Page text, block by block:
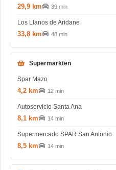
29,9 km 39 min
Los Llanos de Aridane
33,8 km 48 min
Supermarkten
Spar Mazo
4,2 km 12 min
Autoservicio Santa Ana
8,1 km 14 min
Supermercado SPAR San Antonio
8,5 km 14 min